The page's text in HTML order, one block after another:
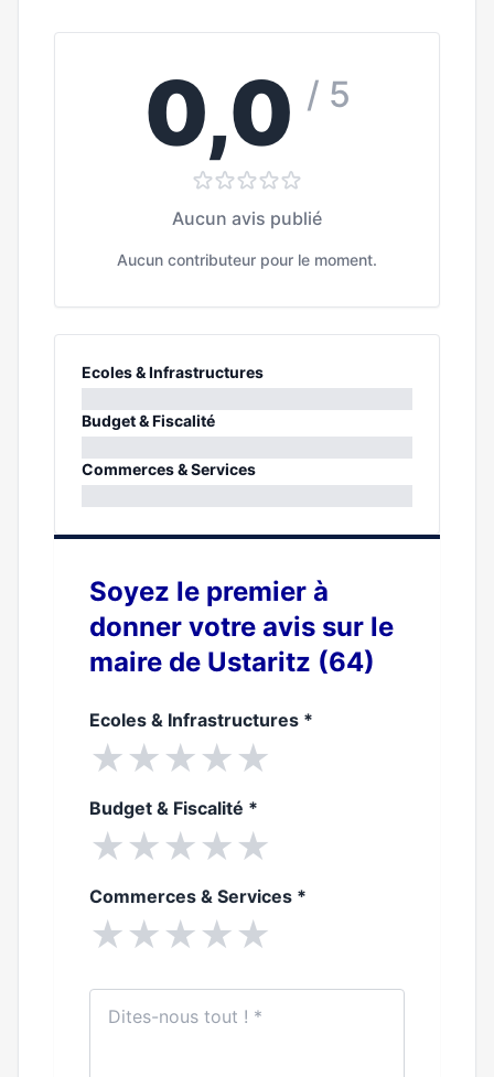
0,0 / 5
Aucun avis publié
Aucun contributeur pour le moment.
Ecoles & Infrastructures
0%
Budget & Fiscalité
0%
Commerces & Services
Soyez le premier à
donner votre avis sur le
maire de Ustaritz (64)
Ecoles & Infrastructures *
★★★★★
Budget & Fiscalité *
★★★★★
Commerces & Services *
★★★★★